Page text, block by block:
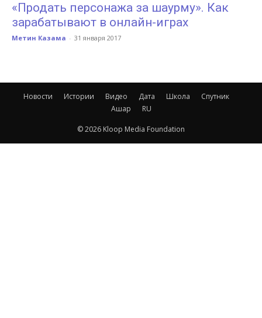
«Продать персонажа за шаурму». Как
зарабатывают в онлайн-играх
Метин Казама - 31 января 2017
Новости Истории Видео Дата Школа
Спутник
Ашар
RU
© 2026 Kloop Media Foundation